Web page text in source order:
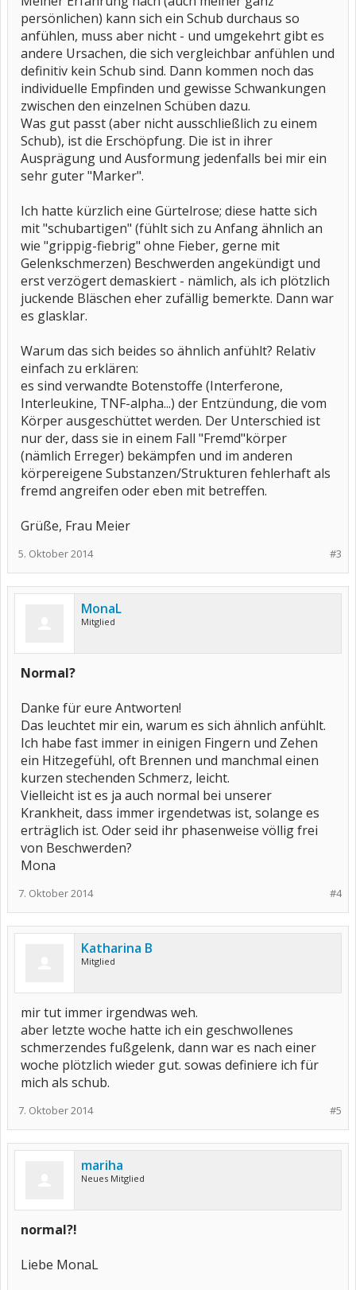
persönlichen) kann sich ein Schub durchaus so
anfühlen, muss aber nicht - und umgekehrt gibt es
andere Ursachen, die sich vergleichbar anfühlen und
definitiv kein Schub sind. Dann kommen noch das
individuelle Empfinden und gewisse Schwankungen
zwischen den einzelnen Schüben dazu.
Was gut passt (aber nicht ausschließlich zu einem
Schub), ist die Erschöpfung. Die ist in ihrer
Ausprägung und Ausformung jedenfalls bei mir ein
sehr guter "Marker".
Ich hatte kürzlich eine Gürtelrose; diese hatte sich
mit "schubartigen" (fühlt sich zu Anfang ähnlich an
wie "grippig-fiebrig" ohne Fieber, gerne mit
Gelenkschmerzen) Beschwerden angekündigt und
erst verzögert demaskiert - nämlich, als ich plötzlich
juckende Bläschen eher zufällig bemerkte. Dann war
es glasklar.
Warum das sich beides so ähnlich anfühlt? Relativ
einfach zu erklären:
es sind verwandte Botenstoffe (Interferone,
Interleukine, TNF-alpha...) der Entzündung, die vom
Körper ausgeschüttet werden. Der Unterschied ist
nur der, dass sie in einem Fall "Fremd"körper
(nämlich Erreger) bekämpfen und im anderen
körpereigene Substanzen/Strukturen fehlerhaft als
fremd angreifen oder eben mit betreffen.
Grüße, Frau Meier
#3
5. Oktober 2014
MonaL
Mitglied
Normal?
Danke für eure Antworten!
Das leuchtet mir ein, warum es sich ähnlich anfühlt.
Ich habe fast immer in einigen Fingern und Zehen
ein Hitzegefühl, oft Brennen und manchmal einen
kurzen stechenden Schmerz, leicht.
Vielleicht ist es ja auch normal bei unserer
Krankheit, dass immer irgendetwas ist, solange es
erträglich ist. Oder seid ihr phasenweise völlig frei
von Beschwerden?
Mona
#4
7. Oktober 2014
Katharina B
Mitglied
mir tut immer irgendwas weh.
aber letzte woche hatte ich ein geschwollenes
schmerzendes fußgelenk, dann war es nach einer
woche plötzlich wieder gut. sowas definiere ich für
mich als schub.
#5
7. Oktober 2014
mariha
Neues Mitglied
normal?!
Liebe MonaL